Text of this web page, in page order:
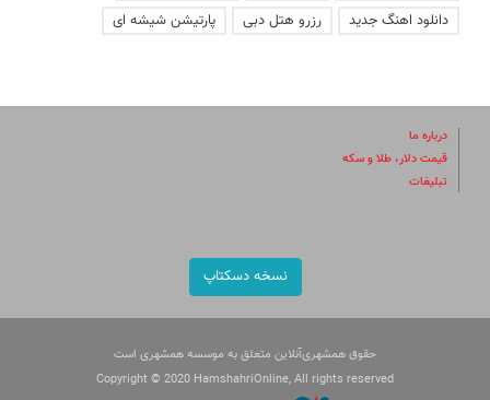
دانلود اهنگ جدید
رزرو هتل دبی پارتیشن شیشه ای
درباره ما
قیمت دلار، طلا و سکه
تبلیغات
نسخه دسکتاپ
حقوق همشهری‌آنلاین متعلق به موسسه همشهری است
Copyright © 2020 HamshahriOnline, All rights reserved